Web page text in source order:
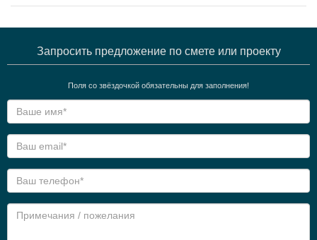
Запросить предложение по смете или проекту
Поля со звёздочкой обязательны для заполнения!